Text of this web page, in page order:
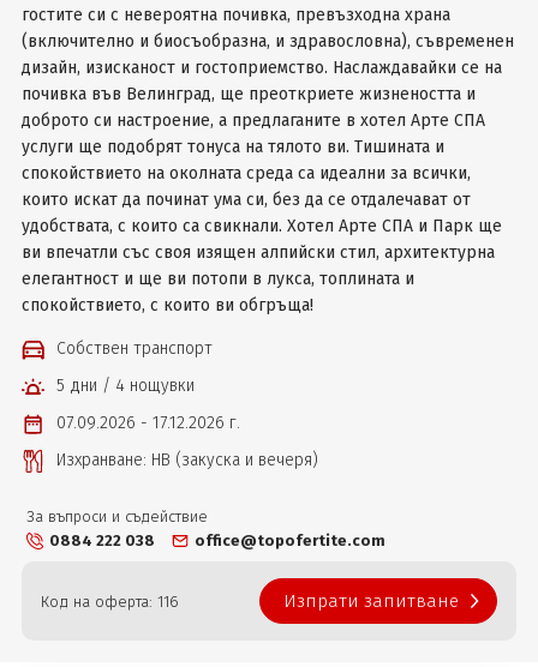
гостите си с невероятна почивка, превъзходна храна
(включително и биосъобразна, и здравословна), съвременен
дизайн, изисканост и гостоприемство. Наслаждавайки се на
почивка във Велинград, ще преоткриете жизнеността и
доброто си настроение, а предлаганите в хотел Арте СПА
услуги ще подобрят тонуса на тялото ви. Тишината и
спокойствието на околната среда са идеални за всички,
които искат да починат ума си, без да се отдалечават от
удобствата, с които са свикнали. Хотел Арте СПА и Парк ще
ви впечатли със своя изящен алпийски стил, архитектурна
елегантност и ще ви потопи в лукса, топлината и
спокойствието, с които ви обгръща!
Собствен транспорт
5 дни / 4 нощувки
07.09.2026 - 17.12.2026 г.
Изхранване: НВ (закуска и вечеря)
За въпроси и съдействие
0884 222 038
office@topofertite.com
Код на оферта: 116 Изпрати запитване